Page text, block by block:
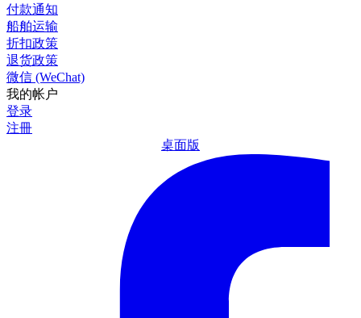
付款通知
船舶运输
折扣政策
退货政策
微信 (WeChat)
我的帐户
登录
注冊
桌面版